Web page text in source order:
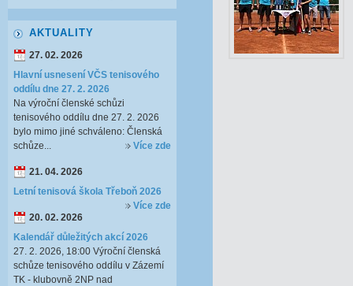
AKTUALITY
27. 02. 2026
Hlavní usnesení VČS tenisového
oddílu dne 27. 2. 2026
Na výroční členské schůzi
tenisového oddílu dne 27. 2. 2026
bylo mimo jiné schváleno: Členská
schůze...
Více zde
21. 04. 2026
Letní tenisová škola Třeboň 2026
Více zde
20. 02. 2026
Kalendář důležitých akcí 2026
27. 2. 2026, 18:00 Výroční členská
schůze tenisového oddílu v Zázemí
TK - klubovně 2NP nad